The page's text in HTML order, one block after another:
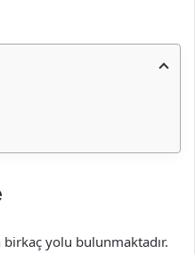
birkaç yolu bulunmaktadır.